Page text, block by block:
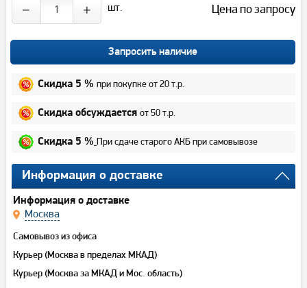
− + шт. Цена по запросу
Запросить наличие
Скидка 5 % при покупке от 20 т.р.
Скидка обсуждается от 50 т.р.
Скидка 5 % При сдаче старого АКБ при самовывозе
Информация о доставке
Информация о доставке
Москва
Самовывоз из офиса
Курьер (Москва в пределах МКАД)
Курьер (Москва за МКАД и Мос. область)